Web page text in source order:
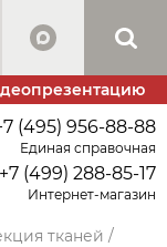
(495) 956-88-88
Единая справочная
+7 (499) 288-85-17
Интернет-магазин
тканей /